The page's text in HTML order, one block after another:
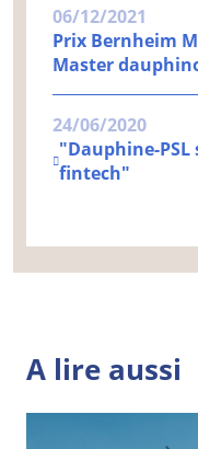
06/12/2021
Prix Bernheim
Master
24/06/2020
"Dauphine-
fintech"
A lire aussi